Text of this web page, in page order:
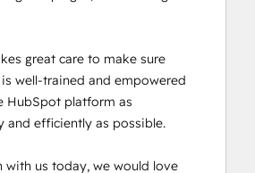
great care to make sure
well-trained and empowered
HubSpot platform as
and efficiently as possible.
with us today, we would love